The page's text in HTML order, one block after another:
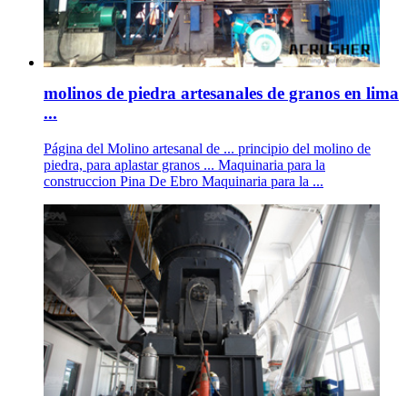
molinos de piedra artesanales de granos en lima
...
Página del Molino artesanal de ... principio del molino de
piedra, para aplastar granos ... Maquinaria para la
construccion Pina De Ebro Maquinaria para la ...